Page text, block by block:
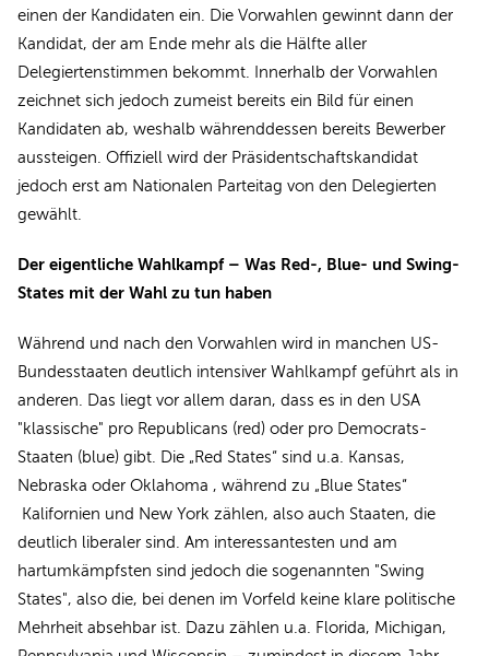
einen der Kandidaten ein. Die Vorwahlen gewinnt dann der
Kandidat, der am Ende mehr als die Hälfte aller
Delegiertenstimmen bekommt. Innerhalb der Vorwahlen
zeichnet sich jedoch zumeist bereits ein Bild für einen
Kandidaten ab, weshalb währenddessen bereits Bewerber
aussteigen. Offiziell wird der Präsidentschaftskandidat
jedoch erst am Nationalen Parteitag von den Delegierten
gewählt.
Der eigentliche Wahlkampf – Was Red-, Blue- und Swing-
States mit der Wahl zu tun haben
Während und nach den Vorwahlen wird in manchen US-
Bundesstaaten deutlich intensiver Wahlkampf geführt als in
anderen. Das liegt vor allem daran, dass es in den USA
"klassische" pro Republicans (red) oder pro Democrats-
Staaten (blue) gibt. Die „Red States“ sind u.a. Kansas,
Nebraska oder Oklahoma , während zu „Blue States“
Kalifornien und New York zählen, also auch Staaten, die
deutlich liberaler sind. Am interessantesten und am
hartumkämpfsten sind jedoch die sogenannten "Swing
States", also die, bei denen im Vorfeld keine klare politische
Mehrheit absehbar ist. Dazu zählen u.a. Florida, Michigan,